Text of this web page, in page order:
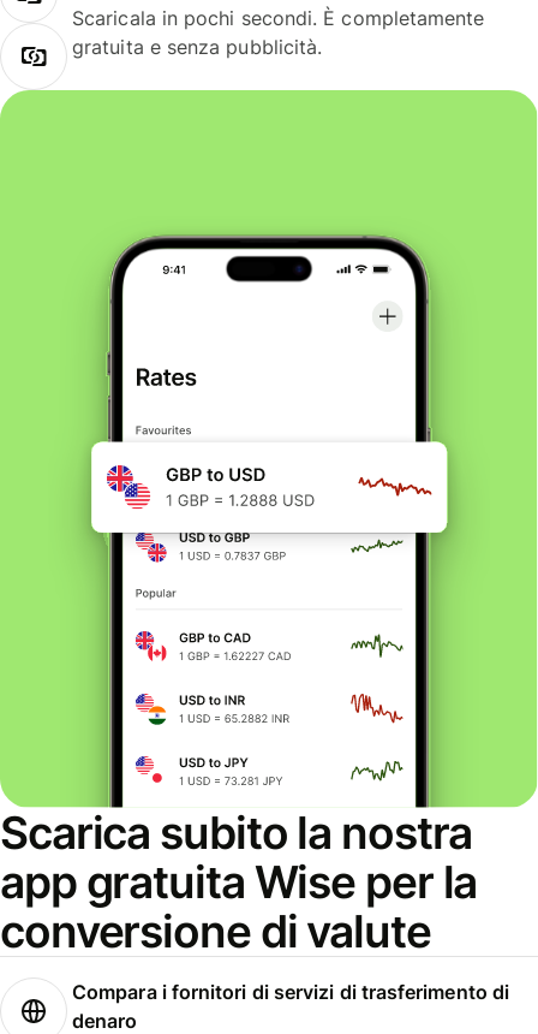
Scaricala in pochi secondi. È completamente
gratuita e senza pubblicità.
Scarica subito la nostra
app gratuita Wise per la
conversione di valute
Compara i fornitori di servizi di trasferimento di
denaro